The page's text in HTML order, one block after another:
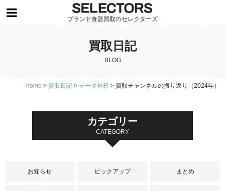
ブランド食器買取のセレクターズ
買取日記
BLOG
home > 買取日記 > データ分析 > 買取チャンネルの振り返り（2024年）
カテゴリー
CATEGORY
お知らせ ピックアップ まとめ